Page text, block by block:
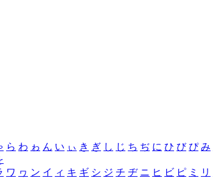
ら わ ゎ ん い ぃ き ぎ し じ ち ぢ に ひ び ぴ み
ワ ヮ ン イ ィ キ ギ シ ジ チ ヂ ニ ヒ ビ ピ ミ リ